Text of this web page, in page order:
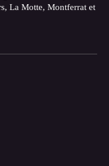
La Motte, Montferrat et